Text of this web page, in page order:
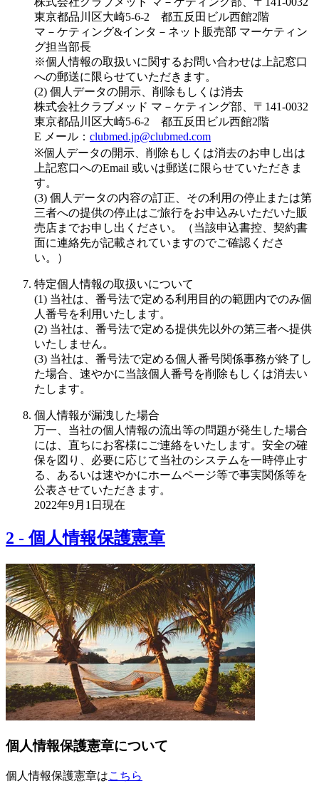
東京都品川区大崎5-6-2 都五反田ビル西館2階
マ－ケティング&インタ－ネット販売部 マーケティン
グ担当部長
※個人情報の取扱いに関するお問い合わせは上記窓口
への郵送に限らせていただきます。
(2) 個人データの開示、削除もしくは消去
株式会社クラブメッド マ－ケティング部、〒141-0032
東京都品川区大崎5-6-2 都五反田ビル西館2階
E メール： clubmed.jp@clubmed.com
※個人データの開示、削除もしくは消去のお申し出は
上記窓口へのEmail 或いは郵送に限らせていただきま
す。
(3) 個人データの内容の訂正、その利用の停止または第
三者への提供の停止はご旅行をお申込みいただいた販
売店までお申し出ください。（当該申込書控、契約書
面に連絡先が記載されていますのでご確認くださ
い。）
特定個人情報の取扱いについて
(1) 当社は、番号法で定める利用目的の範囲内でのみ個
人番号を利用いたします。
(2) 当社は、番号法で定める提供先以外の第三者へ提供
いたしません。
(3) 当社は、番号法で定める個人番号関係事務が終了し
た場合、速やかに当該個人番号を削除もしくは消去い
たします。
個人情報が漏洩した場合
万一、当社の個人情報の流出等の問題が発生した場合
には、直ちにお客様にご連絡をいたします。安全の確
保を図り、必要に応じて当社のシステムを一時停止す
る、あるいは速やかにホームページ等で事実関係等を
公表させていただきます。
2022年9月1日現在
2 -個人情報保護憲章
個人情報保護憲章について
個人情報保護憲章はこちら